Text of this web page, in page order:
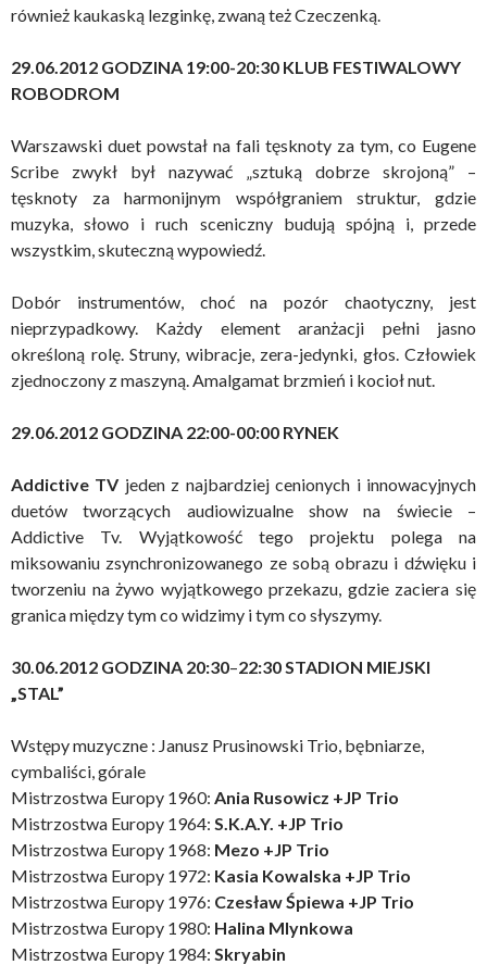
również kaukaską lezginkę, zwaną też Czeczenką.
29.06.2012 GODZINA 19:00-20:30 KLUB FESTIWALOWY
ROBODROM
Warszawski duet powstał na fali tęsknoty za tym, co Eugene
Scribe zwykł był nazywać „sztuką dobrze skrojoną” –
tęsknoty za harmonijnym współgraniem struktur, gdzie
muzyka, słowo i ruch sceniczny budują spójną i, przede
wszystkim, skuteczną wypowiedź.
Dobór instrumentów, choć na pozór chaotyczny, jest
nieprzypadkowy. Każdy element aranżacji pełni jasno
określoną rolę. Struny, wibracje, zera-jedynki, głos. Człowiek
zjednoczony z maszyną. Amalgamat brzmień i kocioł nut.
29.06.2012 GODZINA 22:00-00:00 RYNEK
Addictive TV jeden z najbardziej cenionych i innowacyjnych
duetów tworzących audiowizualne show na świecie –
Addictive Tv. Wyjątkowość tego projektu polega na
miksowaniu zsynchronizowanego ze sobą obrazu i dźwięku i
tworzeniu na żywo wyjątkowego przekazu, gdzie zaciera się
granica między tym co widzimy i tym co słyszymy.
30.06.2012 GODZINA 20:30–22:30 STADION MIEJSKI
„STAL”
Wstępy muzyczne : Janusz Prusinowski Trio, bębniarze,
cymbaliści, górale
Mistrzostwa Europy 1960: Ania Rusowicz +JP Trio
Mistrzostwa Europy 1964: S.K.A.Y. +JP Trio
Mistrzostwa Europy 1968: Mezo +JP Trio
Mistrzostwa Europy 1972: Kasia Kowalska +JP Trio
Mistrzostwa Europy 1976: Czesław Śpiewa +JP Trio
Mistrzostwa Europy 1980: Halina Mlynkowa
Mistrzostwa Europy 1984: Skryabin